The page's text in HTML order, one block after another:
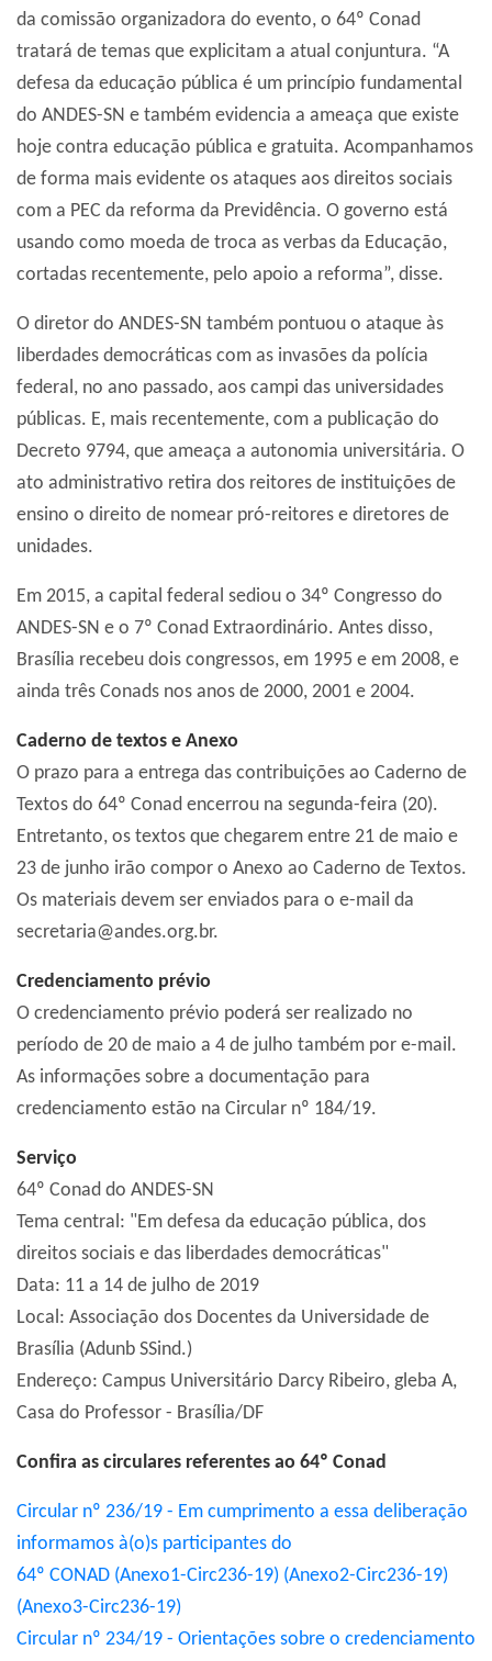
da comissão organizadora do evento, o 64º Conad
tratará de temas que explicitam a atual conjuntura. “A
defesa da educação pública é um princípio fundamental
do ANDES-SN e também evidencia a ameaça que existe
hoje contra educação pública e gratuita. Acompanhamos
de forma mais evidente os ataques aos direitos sociais
com a PEC da reforma da Previdência. O governo está
usando como moeda de troca as verbas da Educação,
cortadas recentemente, pelo apoio a reforma”, disse.
O diretor do ANDES-SN também pontuou o ataque às
liberdades democráticas com as invasões da polícia
federal, no ano passado, aos campi das universidades
públicas. E, mais recentemente, com a publicação do
Decreto 9794, que ameaça a autonomia universitária. O
ato administrativo retira dos reitores de instituições de
ensino o direito de nomear pró-reitores e diretores de
unidades.
Em 2015, a capital federal sediou o 34º Congresso do
ANDES-SN e o 7º Conad Extraordinário. Antes disso,
Brasília recebeu dois congressos, em 1995 e em 2008, e
ainda três Conads nos anos de 2000, 2001 e 2004.
Caderno de textos e Anexo
O prazo para a entrega das contribuições ao Caderno de
Textos do 64º Conad encerrou na segunda-feira (20).
Entretanto, os textos que chegarem entre 21 de maio e
23 de junho irão compor o Anexo ao Caderno de Textos.
Os materiais devem ser enviados para o e-mail da
secretaria@andes.org.br.
Credenciamento prévio
O credenciamento prévio poderá ser realizado no
período de 20 de maio a 4 de julho também por e-mail.
As informações sobre a documentação para
credenciamento estão na Circular nº 184/19.
Serviço
64º Conad do ANDES-SN
Tema central: "Em defesa da educação pública, dos
direitos sociais e das liberdades democráticas"
Data: 11 a 14 de julho de 2019
Local: Associação dos Docentes da Universidade de
Brasília (Adunb SSind.)
Endereço: Campus Universitário Darcy Ribeiro, gleba A,
Casa do Professor - Brasília/DF
Confira as circulares referentes ao 64º Conad
Circular nº 236/19 - Em cumprimento a essa deliberação
informamos à(o)s participantes do
64º CONAD (Anexo1-Circ236-19) (Anexo2-Circ236-19)
(Anexo3-Circ236-19)
Circular nº 234/19 - Orientações sobre o credenciamento